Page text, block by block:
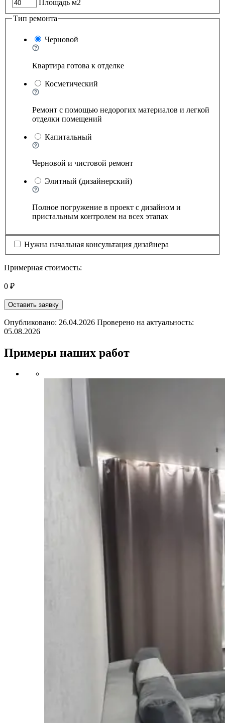
Площадь м2
Тип ремонта
Черновой
Квартира готова к отделке
Косметический
Ремонт с помощью недорогих материалов и легкой
отделки помещений
Капитальный
Черновой и чистовой ремонт
Элитный (дизайнерский)
Полное погружение в проект с дизайном и
пристальным контролем на всех этапах
Нужна начальная консультация дизайнера
Примерная стоимость:
0 ₽
Оставить заявку
Опубликовано: 26.04.2026 Проверено на актуальность:
05.08.2026
Примеры наших работ